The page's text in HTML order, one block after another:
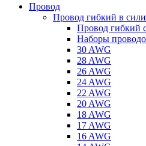
Провод
Провод гибкий в
Провод гибкий
Наборы
30 AWG
28 AWG
26 AWG
24 AWG
22 AWG
20 AWG
18 AWG
17 AWG
16 AWG